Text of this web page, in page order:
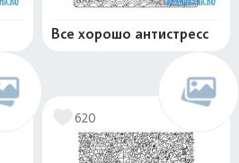
Все хорошо антистресс
620